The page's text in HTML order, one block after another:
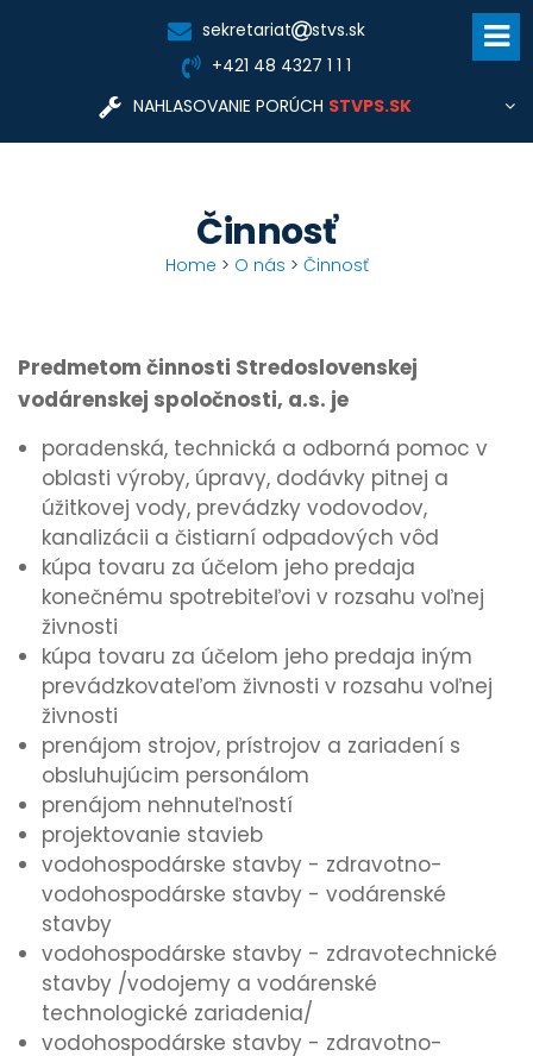
sekretariat
stvs.sk
+421 48 4327 1 1 1
NAHLASOVANIE PORÚCH STVPS.SK
Pre nahlasovanie porúch a informácie týkajúce sa
spoločnosť:
vodárenská prevádzková spoločnosť, a.s.
www.stvps.sk
Činnosť
Home > O nás > Činnosť
Predmetom činnosti Stredoslovenskej
vodárenskej spoločnosti, a.s. je
poradenská, technická a odborná pomoc v
oblasti výroby, úpravy, dodávky pitnej a
úžitkovej vody, prevádzky vodovodov,
kanalizácii a čistiarní odpadových vôd
kúpa tovaru za účelom jeho predaja
konečnému spotrebiteľovi v rozsahu voľnej
živnosti
kúpa tovaru za účelom jeho predaja iným
prevádzkovateľom živnosti v rozsahu voľnej
živnosti
prenájom strojov, prístrojov a zariadení s
obsluhujúcim personálom
prenájom nehnuteľností
projektovanie stavieb
vodohospodárske stavby - zdravotno-
vodohospodárske stavby - vodárenské
stavby
vodohospodárske stavby - zdravotechnické
stavby /vodojemy a vodárenské
technologické zariadenia/
vodohospodárske stavby - zdravotno-